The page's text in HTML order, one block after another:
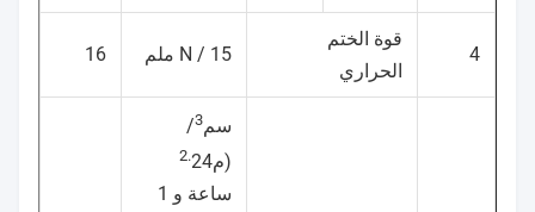
4
قوة الختم
الحراري
N / 15 ملم 16
سم3
/
(م
2.24
ساعة و 1